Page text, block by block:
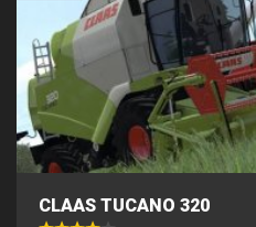
CLAAS TUCANO 320